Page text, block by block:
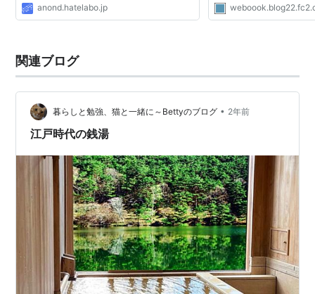
anond.hatelabo.jp
関連ブログ
暮らしと勉強、猫と一緒に～Bettyのブログ • 2年前
江戸時代の銭湯